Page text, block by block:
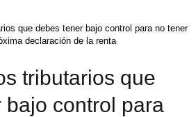
que debes tener bajo control para no tener
declaración de la renta
tributarios que
bajo control para